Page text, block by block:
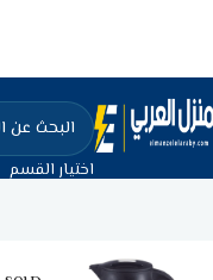
اختيار القسم